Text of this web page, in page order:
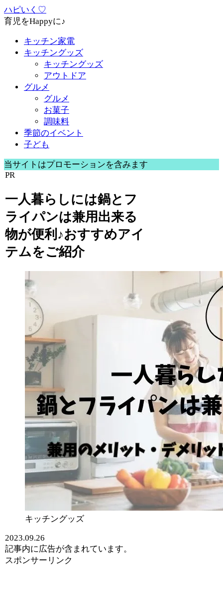
ハピいく♡
育児をHappyに♪
キッチン家電
キッチングッズ
キッチングッズ
アウトドア
グルメ
グルメ
お菓子
調味料
季節のイベント
子ども
当サイトはプロモーションを含みます
PR
一人暮らしには鍋とフ
ライパンは兼用出来る
物が便利♪おすすめアイ
テムをご紹介
キッチングッズ
2023.09.26
記事内に広告が含まれています。
スポンサーリンク